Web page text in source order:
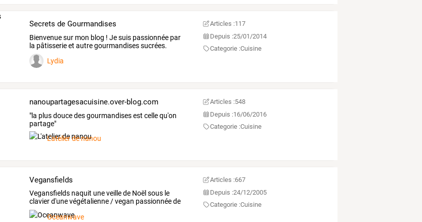
Secrets de Gourmandises
Bienvenuesur mon blog ! Jesuis passionnée par
la pâtisserieet autregourmandisessucrées.
Vous
Lydia
Articles :117
Depuis :25/01/2014
Categorie :Cuisine
nanoupartagesacuisine.over-blog.com
"la plus douce des gourmandises est celle qu'on
partage"
L'atelier de nanou
Articles :548
Depuis :16/06/2016
Categorie :Cuisine
Vegansfields
Vegansfields naquit uneveillede Noël sous le
clavierd'unevégétalienne/vegan passionnéede
cuisine.
Oceanwave
Articles :667
Depuis :24/12/2005
Categorie :Cuisine